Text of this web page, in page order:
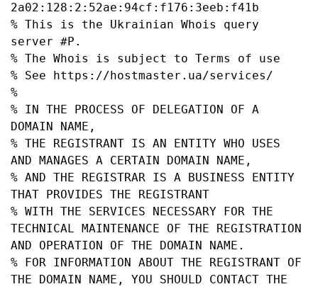
2a02:128:2:52ae:94cf:f176:3eeb:f41b
% This is the Ukrainian Whois query
server #P.
% The Whois is subject to Terms of use
% See https://hostmaster.ua/services/
%
% IN THE PROCESS OF DELEGATION OF A
DOMAIN NAME,
% THE REGISTRANT IS AN ENTITY WHO USES
AND MANAGES A CERTAIN DOMAIN NAME,
% AND THE REGISTRAR IS A BUSINESS ENTITY
THAT PROVIDES THE REGISTRANT
% WITH THE SERVICES NECESSARY FOR THE
TECHNICAL MAINTENANCE OF THE REGISTRATION
AND OPERATION OF THE DOMAIN NAME.
% FOR INFORMATION ABOUT THE REGISTRANT OF
THE DOMAIN NAME, YOU SHOULD CONTACT THE